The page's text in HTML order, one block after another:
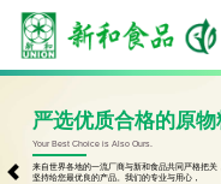
五星大厨的味蕾
Feeling by Tasting.
享受五星大厨巧艺，透过食材料理艺术，激发创意
色、香、味俱佳，满足饕客味蕾。